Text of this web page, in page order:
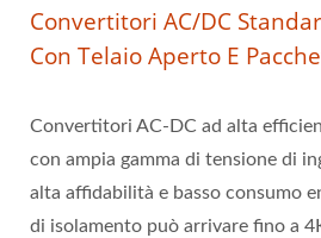
Convertitori AC/DC
Con Telaio Aperto E
Convertitori AC-DC ad alta
con ampia gamma di tensione di
alta affidabilità e basso consumo
di isolamento può arrivare fino a